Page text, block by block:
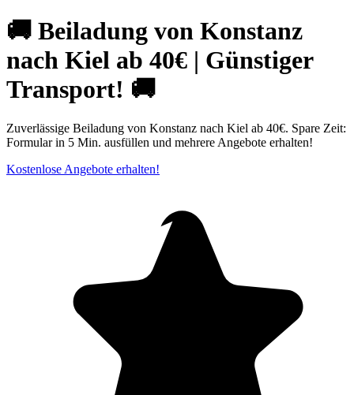
🚚 Beiladung von Konstanz
nach Kiel ab 40€ | Günstiger
Transport! 🚚
Zuverlässige Beiladung von Konstanz nach Kiel ab 40€. Spare Zeit:
Formular in 5 Min. ausfüllen und mehrere Angebote erhalten!
Kostenlose Angebote erhalten!